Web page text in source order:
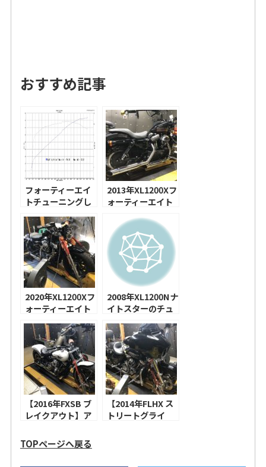
おすすめ記事
フォーティーエイ
トチューニングし
2013年XL1200Xフ
ォーティーエイト
2020年XL1200Xフ
ォーティーエイト
アレンネスドリフ
トエアクリーナ
ー、バンス＆ハイ
ンズショートショ
ット＋クワイエッ
トバッフル！
2008年XL1200Nナ
イトスターのチュ
ーダビッドソン 北
米マフラー、スク
リーミンイーグル
ステージ１エアク
リーナーキット！
【2016年FXSB ブ
レイクアウト】ア
INVERTED
SERIES エアクリ
【2014年FLHX ス
トリートグライ
TOPページへ戻る